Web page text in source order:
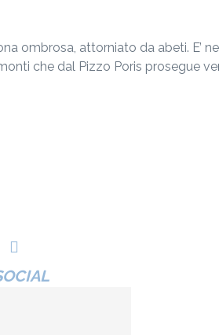
ombrosa, attorniato da abeti. E’
che dal Pizzo Poris prosegue